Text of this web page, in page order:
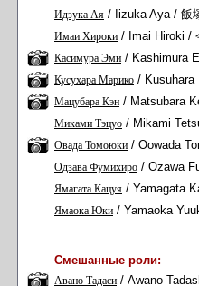
Идзука Ая / Iizuka Aya / 飯
Имаи Хироки / Imai Hiroki /
Касимура Эми / Kashimura
Кусухара Марико / Kusuhara
Мацубара Кэн / Matsubara
Миками Тэцуо / Mikami
Овада Томоюки / Oowada
Одзава Фумихиро / Ozawa
Ямагата Кацуя / Yamagata
Ямаока Юки / Yamaoka
Смешанные роли:
Авано Тадаси / Awano